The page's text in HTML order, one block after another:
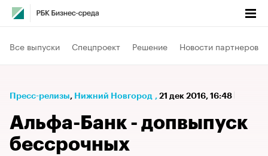
Все выпуски Спецпроект Решение Новости партнеров
Пресс-релизы⁠, Нижний Новгород , 21 дек 2016, 16:48
Альфа-Банк - допвыпуск
бессрочных